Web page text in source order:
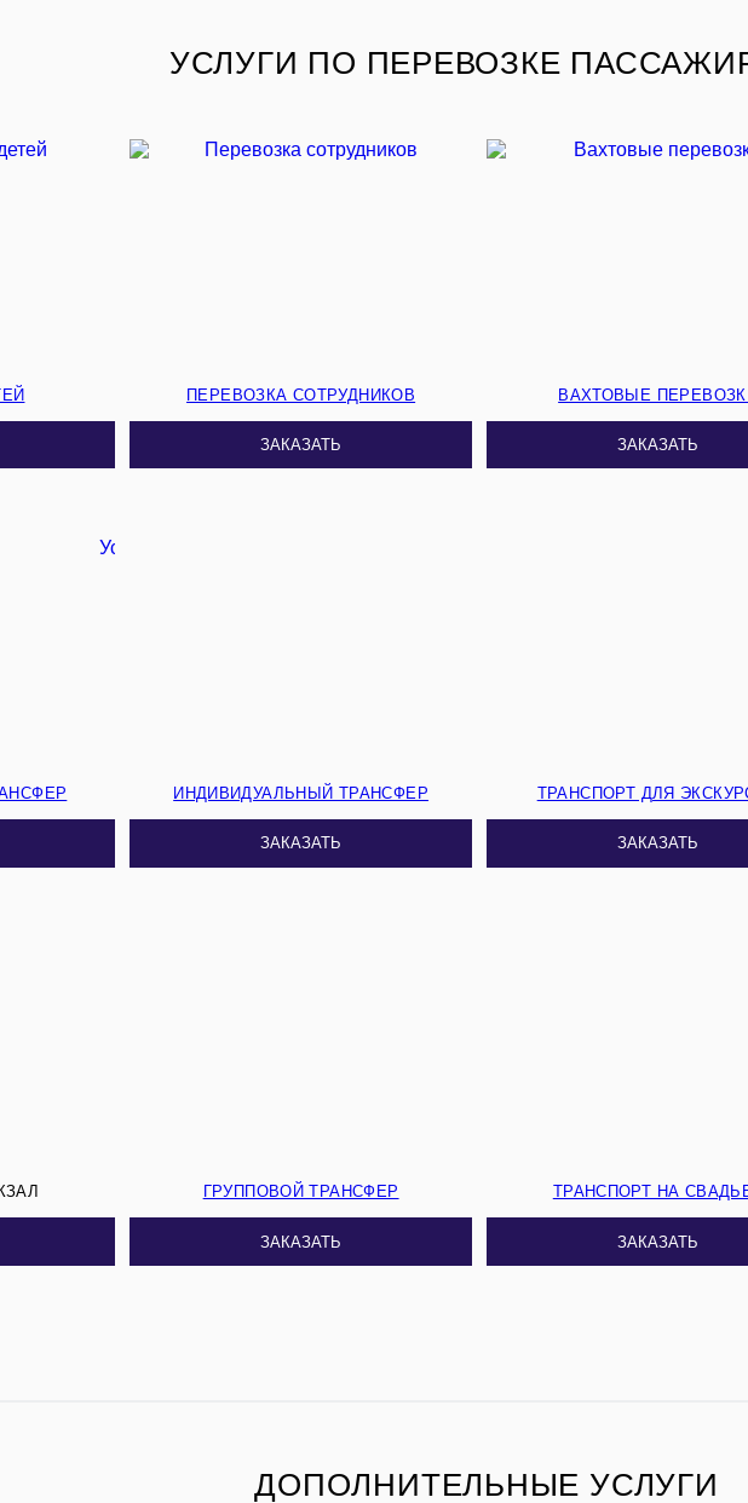
УСЛУГИ ПО ПЕРЕВОЗКЕ
ПЕРЕВОЗКА СОТРУДНИКОВ
ЗАКАЗАТЬ
ВАХТОВЫЕ
ЗАКАЗАТЬ
ИНДИВИДУАЛЬНЫЙ ТРАНСФЕР
ЗАКАЗАТЬ
ТРАНСПОРТ ДЛЯ
ЗАКАЗАТЬ
ГРУППОВОЙ ТРАНСФЕР
ЗАКАЗАТЬ
ТРАНСПОРТ НА
ЗАКАЗАТЬ
ДОПОЛНИТЕЛЬНЫЕ УСЛУГИ